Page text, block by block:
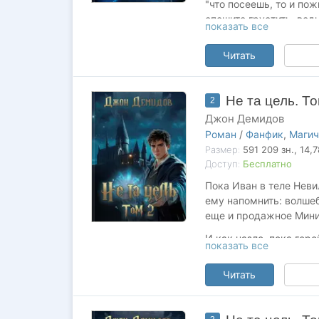
"что посеешь, то и
спешите грустить,
(или ад, кто его
Невилла, который
который мог бы, но не
разобраться в этой
Оказывается,
скрытых интриг. А
показать все
Читать
2 Не та цель.
Джон Демидов
Роман / Фанфик,
Размер: 591 209 зн.,
Доступ: Бесплатно
Пока Иван в теле
ему напомнить:
еще и продажное
И как назло, пока
настоящий враг. Не
злопамятный и
Проницательный
голубых глазах
наследник
показать все
Читать